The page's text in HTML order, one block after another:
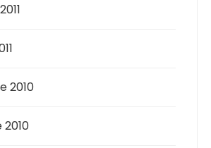
2010